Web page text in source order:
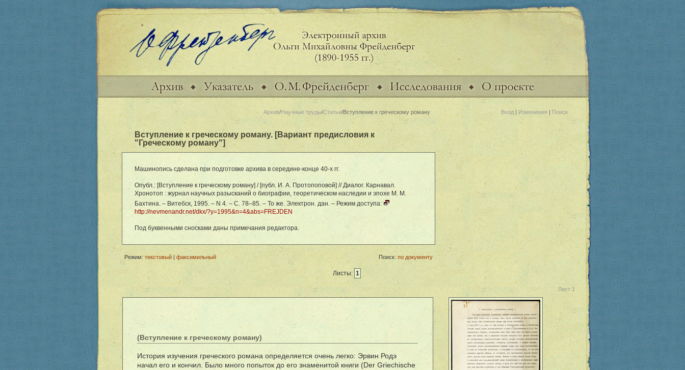
Архив/Научные труды/Статьи/Вступление к греческому роману Вход| Изменения | Поиск
Вступление к греческому роману. [Вариант предисловия к
"Греческому роману"]
Машинопись сделана при подготовке архива в середине-конце 40-х гг.
Опубл.: [Вступление к греческому роману] / [публ. И. А. Протопоповой] // Диалог. Карнавал.
Хронотоп : журнал научных разысканий о биографии, теоретическом наследии и эпохе М. М.
Бахтина. – Витебск, 1995. – N 4. – С. 78–85. – То же. Электрон. дан. – Режим доступа:
http://nevmenandr.net/dkx/?y=1995&n=4&abs=FREJDEN
Под буквенными сносками даны примечания редактора.
Поиск: по документу
Режим: текстовый| факсимильный
Листы: 1
Лист 1
(Вступление к греческому роману)
История изучения греческого романа определяется очень легко: Эрвин Родэ
начал его и кончил. Было много попыток до его знаменитой книги (Der Griechische